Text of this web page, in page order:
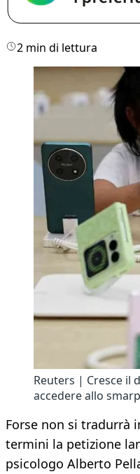
2 min di lettura
Reuters | Cresce il
accedere allo
Forse non si tradurrà
termini la petizione
psicologo Alberto